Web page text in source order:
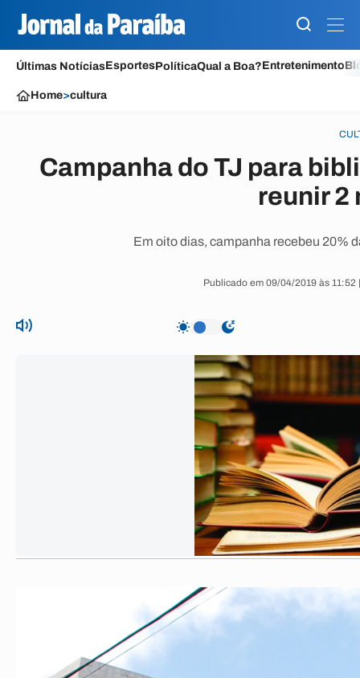
Últimas NotíciasEsportesPolíticaQual a Boa?Entretenimento
Home>cultura
Campanha do TJ para
reunir 2
Em oito dias, campanha recebeu 20%
Publicado em 09/04/2019 às